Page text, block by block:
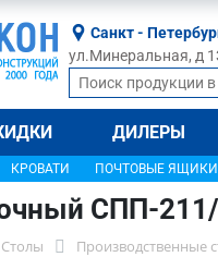
Санкт -
ул.Минеральная, д
ДИЛЕРЫ
КРОВАТИ ПОЧТОВЫЕ ЯЩИКИ
СПП-
Столы Производственные